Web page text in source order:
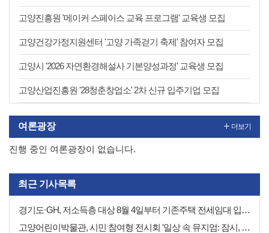
고양진흥원 '메이커 스페이스 교육 프로그램' 교육생 모집
고양건강가정지원센터 '고양 가족걷기 축제' 참여자 모집
고양시 '2026 자연환경해설사 기본양성과정' 교육생 모집
고양산업진흥원 '28청춘창업소' 2차 신규 입주기업 모집
여론광장
진행 중인 여론광장이 없습니다.
더보기
최근 기사목록
경기도·GH, 저소득층 대상 8월 4일부터 기존주택 전세임대 입주자 상시 모집
고양어린이박물관, 시민 참여형 전시회 '일상 속 뮤지엄: 잠시, 마음' 8월 개최